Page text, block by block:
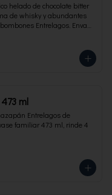
helado de chocolate bitter
de whisky y abundantes
Entrelagos. Envase
ml
Entrelagos de
familiar 473 ml, rinde 4